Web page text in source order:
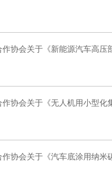
协会关于《新能源汽车高
协会关于《无人机用小型
协会关于《汽车底涂用纳